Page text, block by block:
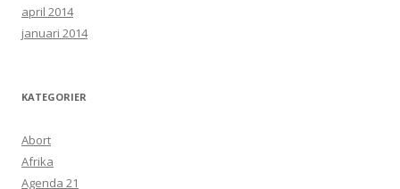
april 2014
januari 2014
KATEGORIER
Abort
Afrika
Agenda 21